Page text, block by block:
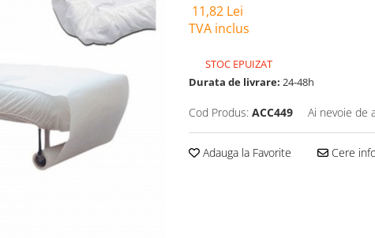
11,82 Lei
TVA inclus
STOC EPUIZAT
Durata de livrare: 24-48h
Cod Produs: ACC449 Ai nevoie de
Adauga la Favorite Cere